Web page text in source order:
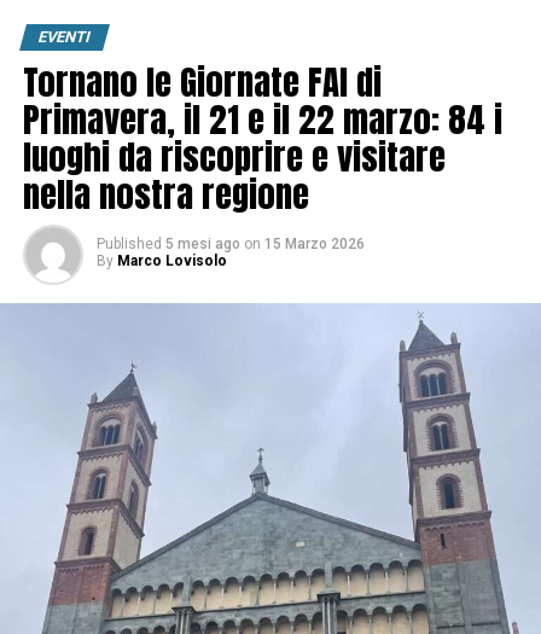
EVENTI
Tornano le Giornate FAI di
Primavera, il 21 e il 22 marzo: 84 i
luoghi da riscoprire e visitare
nella nostra regione
Published 5 mesi ago on 15 Marzo 2026
By Marco Lovisolo